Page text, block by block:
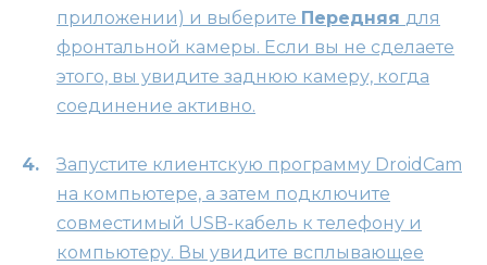
приложении) и выберите Передняя для
фронтальной камеры. Если вы не сделаете
этого, вы увидите заднюю камеру, когда
соединение активно.
Запустите клиентскую программу DroidCam
на компьютере, а затем подключите
совместимый USB-кабель к телефону и
компьютеру. Вы увидите всплывающее